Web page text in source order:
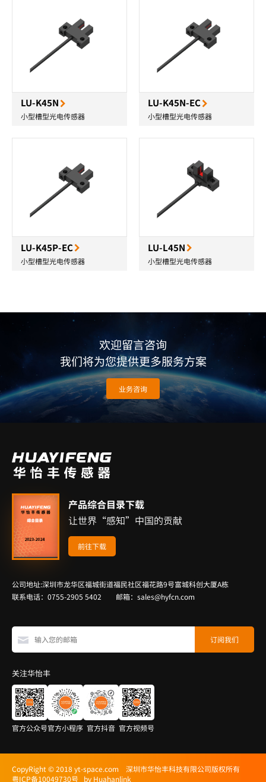
LU-K45N
小型槽型光电传感器
LU-K45N-EC
小型槽型光电传感器
LU-K45P-EC
小型槽型光电传感器
LU-L45N
小型槽型光电传感器
欢迎留言咨询
我们将为您提供更多服务方案
业务咨询
产品综合目录下载
让世界“感知”中国的贡献
前往下载
公司地址:深圳市龙华区福城街道福民社区福花路9号富城科创大厦A栋
联系电话：0755-2905 5402 邮箱：sales@hyfcn.com
关注华怡丰
官方公众号官方小程序 官方抖音 官方视频号
CopyRight © 2018 yt-space.com 深圳市华怡丰科技有限公司版权所有
粤ICP备10049730号 by Huahanlink